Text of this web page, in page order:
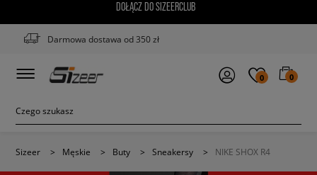
DOŁĄCZ DO SIZEERCLUB
Darmowa dostawa od 350 zł
0 0
Sizeer > Męskie > Buty > Sneakersy > NIKE SHOX R4